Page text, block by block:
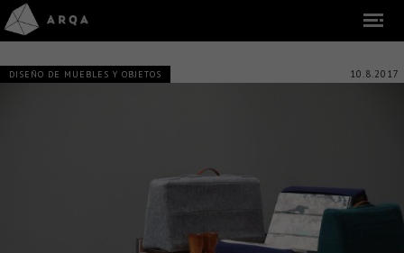
DISEÑO DE MUEBLES Y OBJETOS 10.8.2017